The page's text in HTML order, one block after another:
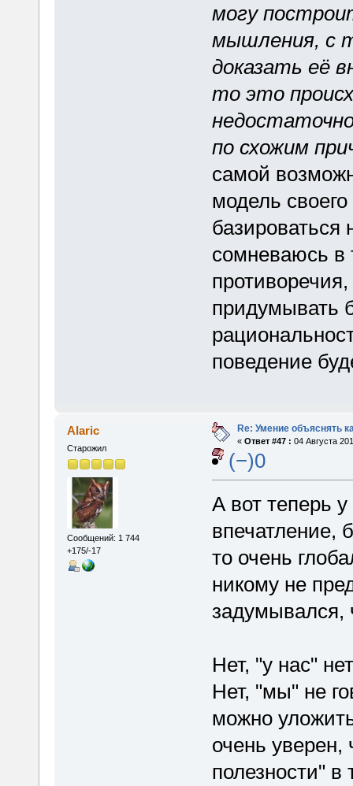
могу
мышления, с
доказать её
то это
по схожим
самой
модель
базироваться
сомневаюсь в
придумывать
поведение
Alaric
Старожил
Сообщений: 1 744
+175/-17
Re: Умение объяснять
« Ответ #47 : 04 Августа
(−)0
А вот теперь
впечатление,
то очень
никому не
Нет, "у нас"
Нет, "мы" не
можно
очень уверен,
полезности"